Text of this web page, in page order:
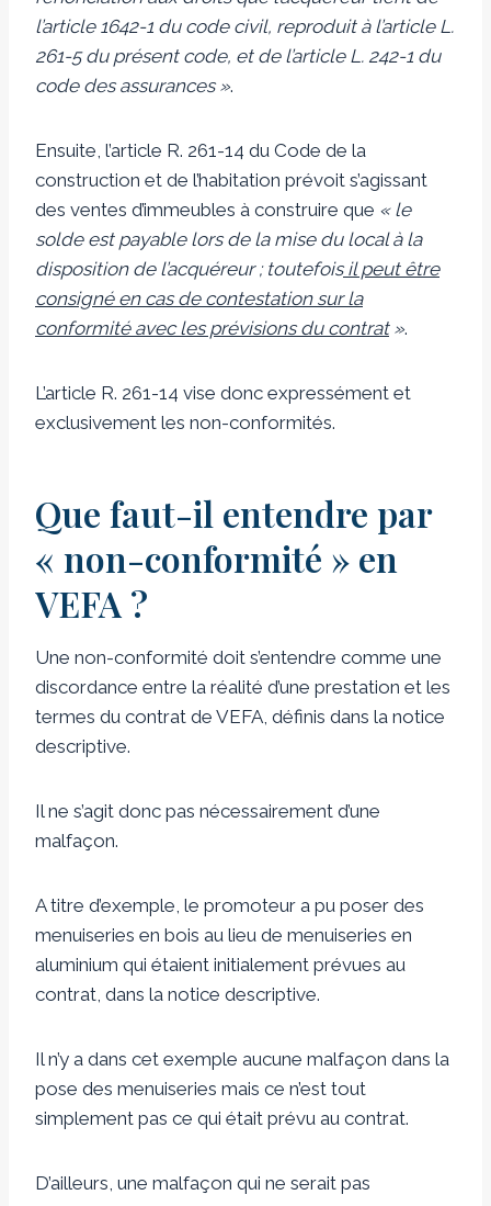
l’article 1642-1 du code civil, reproduit à l’article L.
261-5 du présent code, et de l’article L. 242-1 du
code des assurances ».
Ensuite, l’article R. 261-14 du Code de la
construction et de l’habitation prévoit s’agissant
des ventes d’immeubles à construire que « le
solde est payable lors de la mise du local à la
disposition de l’acquéreur ; toutefoisil peut être
consigné en cas de contestation sur la
conformité avec les prévisions du contrat».
L’article R. 261-14 vise donc expressément et
exclusivement les non-conformités.
Que faut-il entendre par
« non-conformité » en
VEFA ?
Une non-conformité doit s’entendre comme une
discordance entre la réalité d’une prestation et les
termes du contrat de VEFA, définis dans la notice
descriptive.
Il ne s’agit donc pas nécessairement d’une
malfaçon.
A titre d’exemple, le promoteur a pu poser des
menuiseries en bois au lieu de menuiseries en
aluminium qui étaient initialement prévues au
contrat, dans la notice descriptive.
Il n’y a dans cet exemple aucune malfaçon dans la
pose des menuiseries mais ce n’est tout
simplement pas ce qui était prévu au contrat.
D’ailleurs, une malfaçon qui ne serait pas